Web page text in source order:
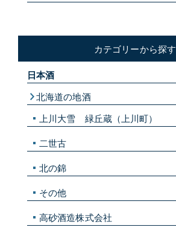
カテゴリーから探す
日本酒
北海道の地酒
上川大雪 緑丘蔵（上川町）
二世古
北の錦
その他
高砂酒造株式会社